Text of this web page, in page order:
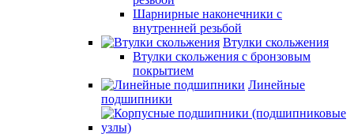
Шарнирные наконечники с
внутренней резьбой
Втулки скольжения
Втулки скольжения с бронзовым
покрытием
Линейные
подшипники